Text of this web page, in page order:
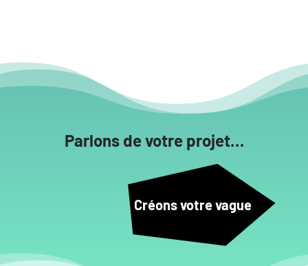
Parlons de votre projet…
Créons votre vague